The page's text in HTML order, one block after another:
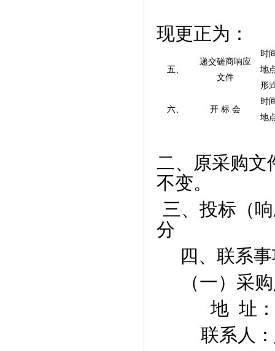
现更正为：
五、
递交磋商响应
文件
时
地
形
六、 开 标 会
时
地
二、 原采购文
不变。
三、投标（
分
四、联系
（一）采
地 址：
联系人：